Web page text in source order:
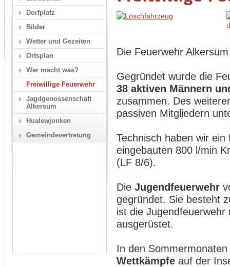
Die Feuerwehr
Gegründet wurde die
38 aktiven Männern
zusammen. Des
passiven Mitgliedern
Technisch haben wir
eingebauten 800 l/min
(LF 8/6).
Die Jugendfeuerwehr
gegründet. Sie besteht
ist die
ausgerüstet.
In den
Wettkämpfe auf der
Dorfplatz
Bilder
Wetter und Gezeiten
Ortsplan
Wer macht was?
Freiwillige Feuerwehr
Jagdgenossenschaft
Alkersum
Hualewjonken
Gemeindevertretung